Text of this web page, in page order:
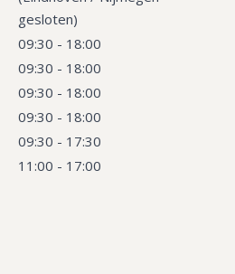
gesloten)
09:30 - 18:00
09:30 - 18:00
09:30 - 18:00
09:30 - 18:00
09:30 - 17:30
11:00 - 17:00